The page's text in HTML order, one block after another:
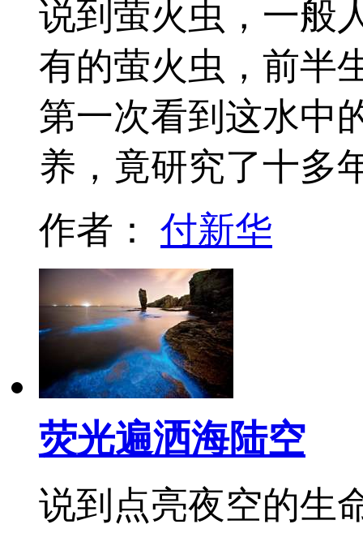
说到萤火虫，一般
有的萤火虫，前半
第一次看到这水中
养，竟研究了十
作者： 付新华
荧光遍洒海陆空
说到点亮夜空的生